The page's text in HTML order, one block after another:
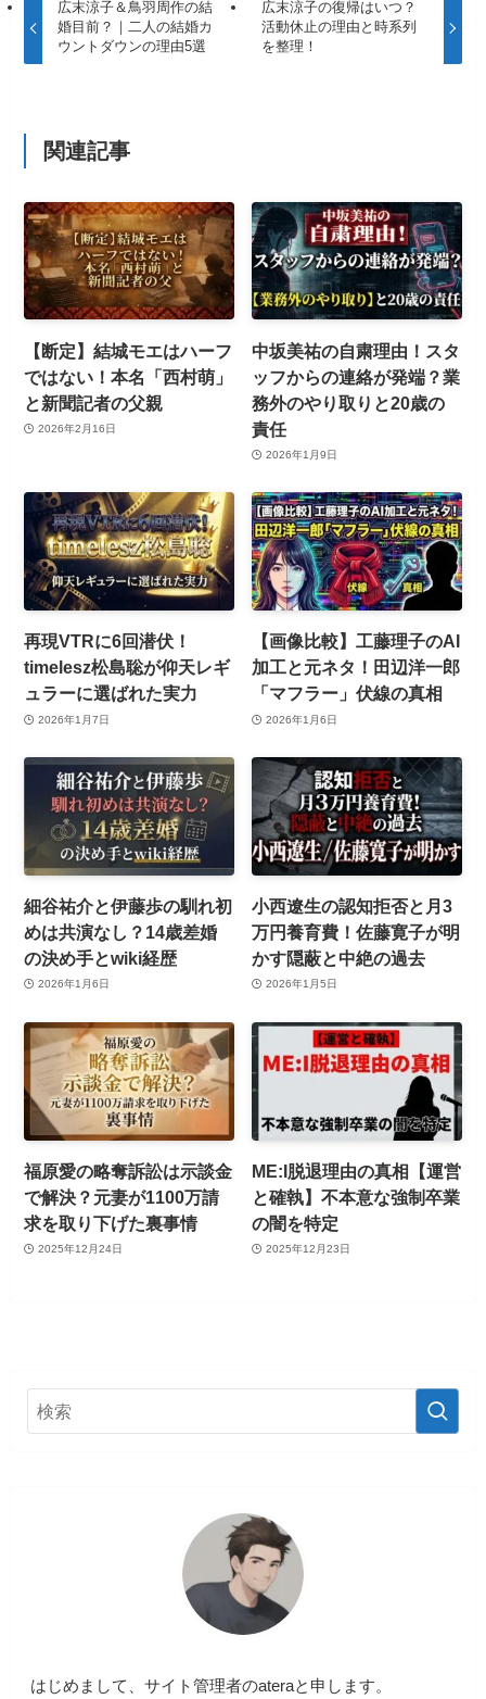
広末涼子＆鳥羽周作の結
婚目前？｜二人の結婚カ
ウントダウンの理由5選
広末涼子の復帰はいつ？
活動休止の理由と時系列
を整理！
関連記事
【断定】結城モエはハーフ
ではない！本名「西村萌」
と新聞記者の父親
2026年2月16日
中坂美祐の自粛理由！スタ
ッフからの連絡が発端？業
務外のやり取りと20歳の
責任
2026年1月9日
再現VTRに6回潜伏！
timelesz松島聡が仰天レギ
ュラーに選ばれた実力
2026年1月7日
【画像比較】工藤理子のAI
加工と元ネタ！田辺洋一郎
「マフラー」伏線の真相
2026年1月6日
細谷祐介と伊藤歩の馴れ初
めは共演なし？14歳差婚
の決め手とwiki経歴
2026年1月6日
小西遼生の認知拒否と月3
万円養育費！佐藤寛子が明
かす隠蔽と中絶の過去
2026年1月5日
福原愛の略奪訴訟は示談金
で解決？元妻が1100万請
求を取り下げた裏事情
2025年12月24日
ME:I脱退理由の真相【運営
と確執】不本意な強制卒業
の闇を特定
2025年12月23日
はじめまして、サイト管理者のateraと申します。